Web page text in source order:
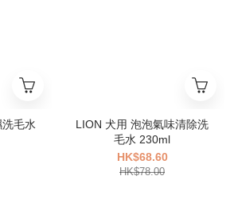
毛水
LION 犬用 泡泡氣味清除洗
毛水 230ml
HK$68.60
HK$78.00